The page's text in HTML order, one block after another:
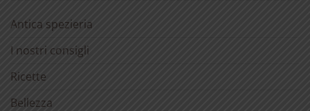
Antica spezieria
I nostri consigli
Ricette
Bellezza